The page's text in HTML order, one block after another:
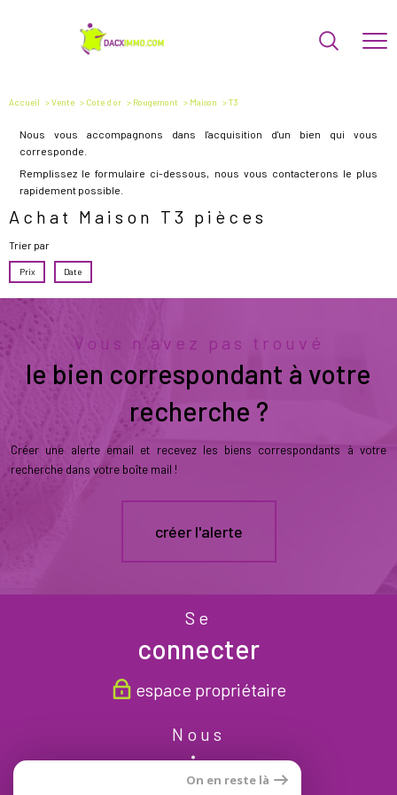
Accueil Vente Cote d or Rougemont Maison T3
Nous vous accompagnons dans l'acquisition d'un bien qui vous
corresponde.
Remplissez le formulaire ci-dessous, nous vous contacterons le plus
rapidement possible.
Achat Maison T3 pièces
Trier par
Prix Date
Vous n'avez pas trouvé
le bien correspondant à votre
recherche ?
Créer une alerte email et recevez les biens correspondants à votre
recherche dans votre boîte mail !
créer l'alerte
Se
connecter
espace propriétaire
Nous
suivre
On en reste là